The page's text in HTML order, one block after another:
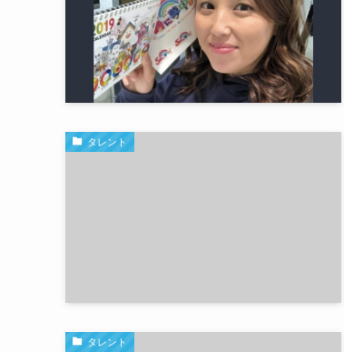
タレント
タレント